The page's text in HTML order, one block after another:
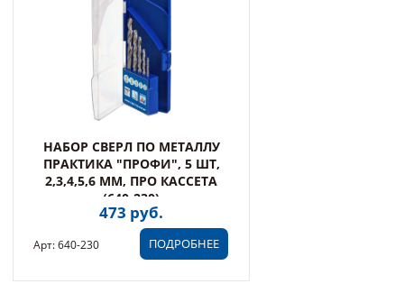
НАБОР СВЕРЛ ПО МЕТАЛЛУ
ПРАКТИКА "ПРОФИ", 5 ШТ,
2,3,4,5,6 ММ, ПРО КАССЕТА
(640-230)
473 руб.
ПОДРОБНЕЕ
Арт: 640-230